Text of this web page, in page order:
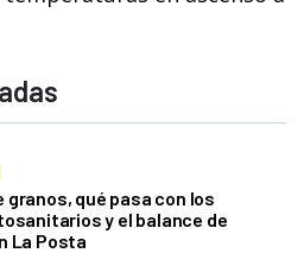
granos, qué pasa con los
y el balance de
La Posta